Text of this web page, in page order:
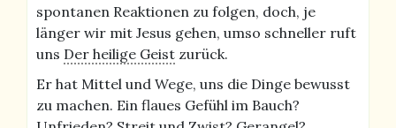
spontanen Reaktionen zu folgen, doch, je
länger wir mit Jesus gehen, umso schneller ruft
uns Der heilige Geist zurück.
Er hat Mittel und Wege, uns die Dinge bewusst
zu machen. Ein flaues Gefühl im Bauch?